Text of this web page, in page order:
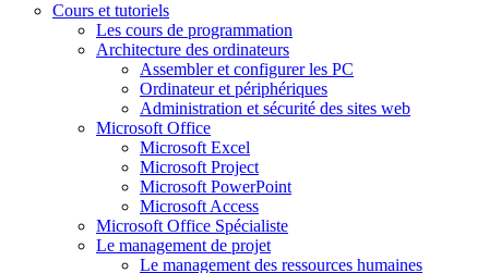
Cours et tutoriels
Les cours de programmation
Architecture des ordinateurs
Assembler et configurer les PC
Ordinateur et périphériques
Administration et sécurité des sites web
Microsoft Office
Microsoft Excel
Microsoft Project
Microsoft PowerPoint
Microsoft Access
Microsoft Office Spécialiste
Le management de projet
Le management des ressources humaines